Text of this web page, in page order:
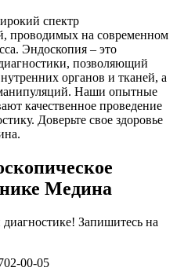
спектр
проводимых на современном
Эндоскопия – это
позволяющий
органов и тканей, а
Наши опытные
качественное проведение
Доверьте свое здоровье
Медина
Запишитесь на
00-05